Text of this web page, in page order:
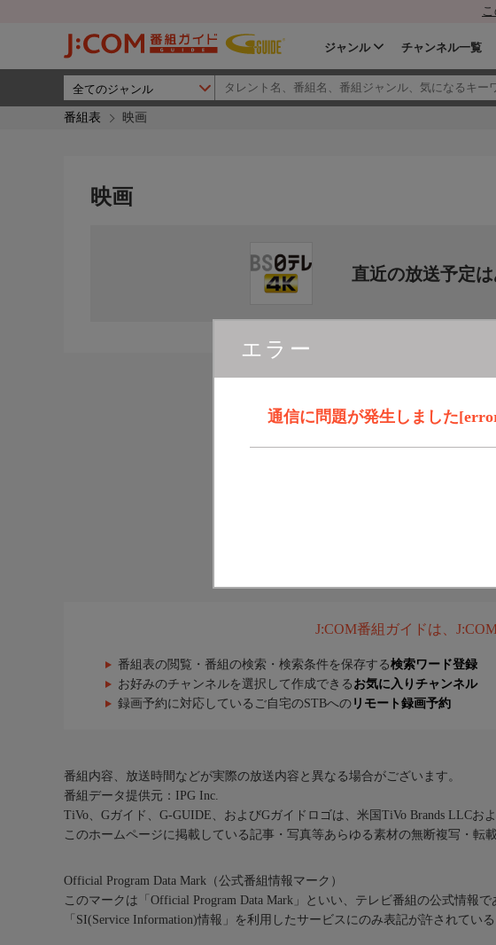
ジャンル チャンネル一覧
番組表 映画
エラー
通信に問題が発生しました
映画
直近の放送予定
J:COM番組ガイドは、
番組表の閲覧・番組の検索・検索条件を保存する検索ワード登録
お好みのチャンネルを選択して作成できる お気に入りチャンネル
録画予約に対応しているご自宅のSTBへの リモート録画予約
番組内容、放送時間などが実際の放送内容と異なる場合がございます。
番組データ提供元：IPG Inc.
TiVo、Gガイド、G-GUIDE、およびGガイドロゴは、米国TiVo Brands LLC
このホームページに掲載している記事・写真等あらゆる素材の無断複写・転載
Official Program Data Mark（公式番組情報マーク）
このマークは「Official Program Data Mark」といい、テレビ番組の公式情報で
「SI(Service Information)情報」を利用したサービスにのみ表記が許されている